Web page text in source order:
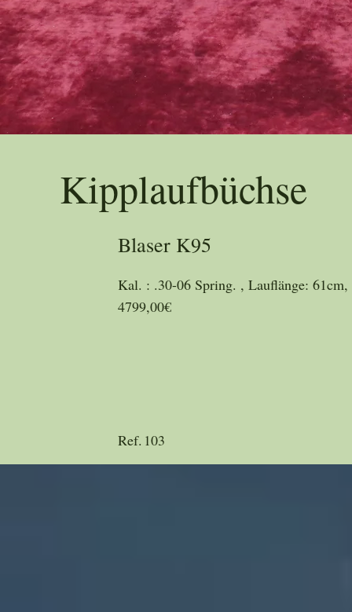
Kipplaufbüchse
Blaser K95
Kal. : .30-06 Spring. , Lauflänge:
4799,00€
Ref. 103